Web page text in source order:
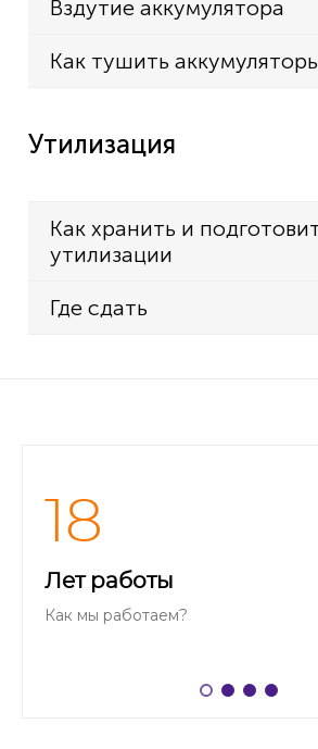
Вздутие аккумулятора
Как тушить
Утилизация
Как хранить и
утилизации
Где сдать
18
Лет работы
Как мы работаем?